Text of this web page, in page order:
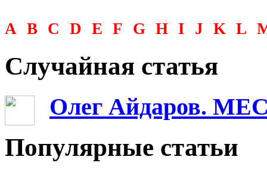
A B C D E F G H I J K L
Случайная статья
Олег Айдаров.
Популярные статьи